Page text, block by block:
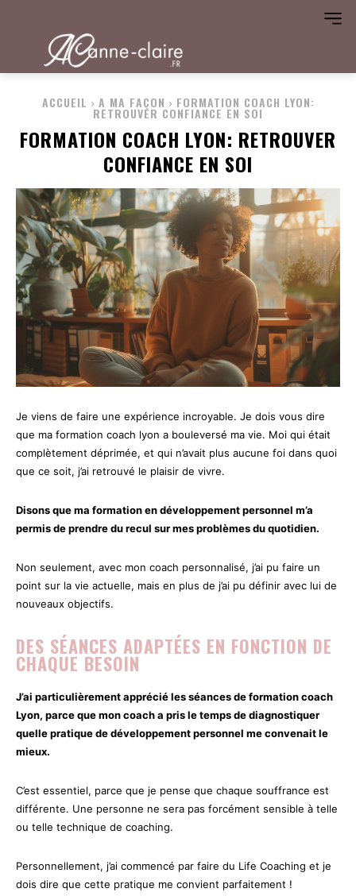
ACCUEIL A MA FAÇON FORMATION COACH LYON:
RETROUVER CONFIANCE EN SOI
FORMATION COACH LYON: RETROUVER
CONFIANCE EN SOI
Je viens de faire une expérience incroyable. Je dois vous dire
que ma formation coach lyon a bouleversé ma vie. Moi qui était
complètement déprimée, et qui n’avait plus aucune foi dans quoi
que ce soit, j’ai retrouvé le plaisir de vivre.
Disons que ma formation en développement personnel m’a
permis de prendre du recul sur mes problèmes du quotidien.
Non seulement, avec mon coach personnalisé, j’ai pu faire un
point sur la vie actuelle, mais en plus de j’ai pu définir avec lui de
nouveaux objectifs.
DES SÉANCES ADAPTÉES EN FONCTION DE
CHAQUE BESOIN
J’ai particulièrement apprécié les séances deformation coach
Lyon, parce que mon coach a pris le temps de diagnostiquer
quelle pratique de développement personnel me convenait le
mieux.
C’est essentiel, parce que je pense que chaque souffrance est
différente. Une personne ne sera pas forcément sensible à telle
ou telle technique de coaching.
Personnellement, j’ai commencé par faire du Life Coaching et je
dois dire que cette pratique me convient parfaitement !